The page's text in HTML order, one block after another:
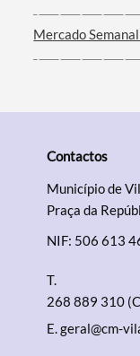
Mercado
Contactos
Município de
Praça da
NIF: 506 613
T.
268 889 310
E.geral@cm-